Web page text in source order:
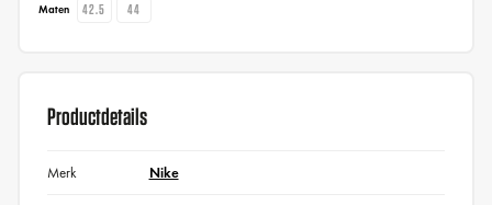
Maten 42.5 44
Productdetails
Merk Nike